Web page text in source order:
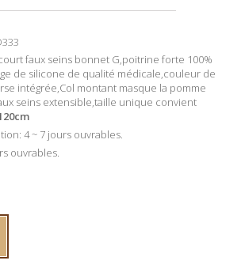
faux seins bonnet G,poitrine forte 100%
de silicone de qualité médicale,couleur de
intégrée,Col montant masque la pomme
seins extensible,taille unique convient
4 ~ 7 jours ouvrables.
ouvrables.